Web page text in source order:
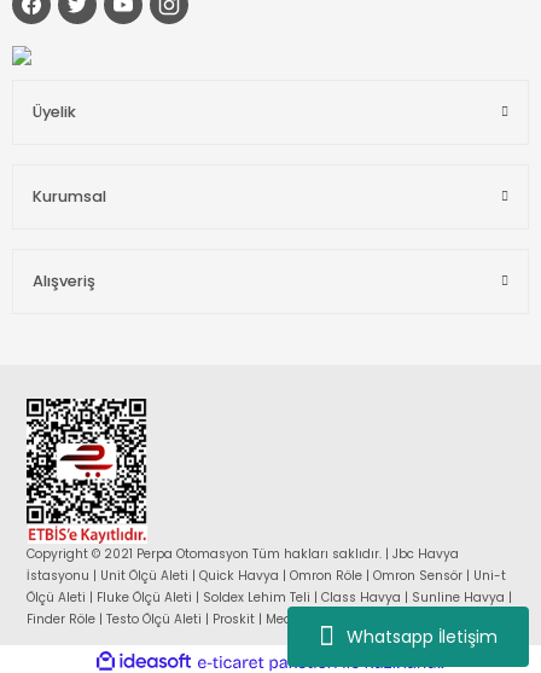
Whatsapp İletişim
Üyelik
Kurumsal
Alışveriş
Copyright © 2021 Perpa Otomasyon Tüm hakları saklıdır. | Jbc Havya
İstasyonu | Unit Ölçü Aleti | Quick Havya | Omron Röle | Omron Sensör | Uni-t
Ölçü Aleti | Fluke Ölçü Aleti | Soldex Lehim Teli | Class Havya | Sunline Havya |
Finder Röle | Testo Ölçü Aleti | Proskit | Mean Well Güç Kaynağı |
ideasoft